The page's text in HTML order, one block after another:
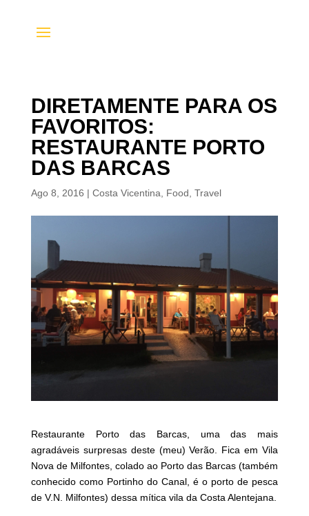
DIRETAMENTE PARA OS
FAVORITOS:
RESTAURANTE PORTO
DAS BARCAS
Ago 8, 2016 | Costa Vicentina Food Travel
Restaurante Porto das Barcas, uma das mais
agradáveis surpresas deste (meu) Verão. Fica em Vila
Nova de Milfontes, colado ao Porto das Barcas (também
conhecido como Portinho do Canal, é o porto de pesca
de V.N. Milfontes) dessa mítica vila da Costa Alentejana.